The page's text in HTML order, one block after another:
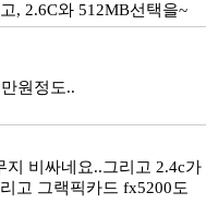
, 2.6C와 512MB선택을~
원정도..
비싸네요..그리고 2.4c가
고 그랙픽카드 fx5200도